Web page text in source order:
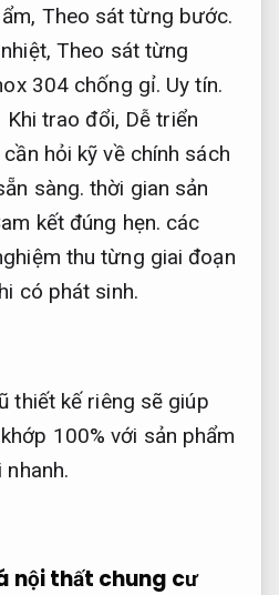
Theo sát từng bước.
Theo sát từng
304 chống gỉ. Uy tín.
Khi trao đổi, Dễ triển
hỏi kỹ về chính sách
sàng. thời gian sản
kết đúng hẹn. các
thu từng giai đoạn
có phát sinh.
thiết kế riêng sẽ giúp
100% với sản phẩm
nhanh.
nội thất chung cư